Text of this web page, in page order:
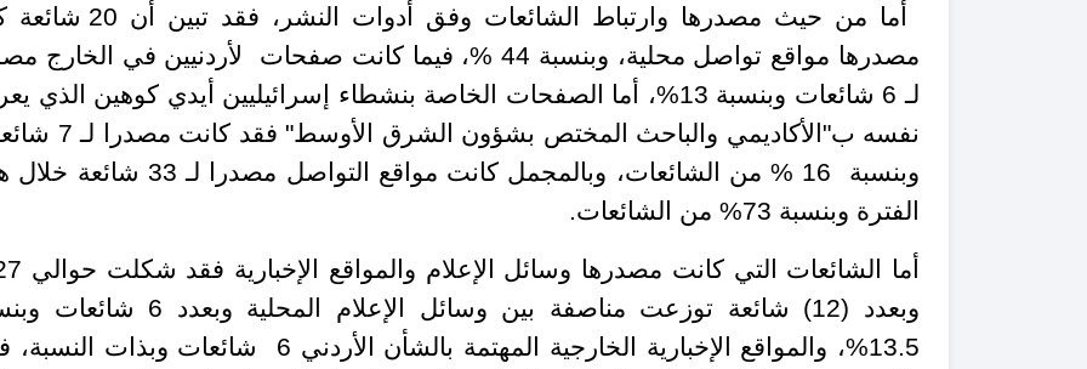
أما من حيث مصدرها وارتباط الشائعات وفق أدوات
مصدرها مواقع تواصل محلية، وبنسبة 44 %، فيما كانت صفحات لأردنيين في الخارج
لـ 6 شائعات وبنسبة 13%، أما الصفحات الخاصة بنشطاء إسرائيليين أيدي كوهين الذي
نفسه ب"الأكاديمي والباحث المختص بشؤون
وبنسبة 16 % من الشائعات، وبالمجمل كانت مواقع التواصل مصدرا لـ
الفترة وبنسبة 73% من الشائعات.
وبعدد (12) شائعة توزعت مناصفة بين وسائل الإعلام المحلية
13.5%، والمواقع الإخبارية الخارجية المهتمة بالشأن الأردني 6 شائعات وبذات النسبة
،